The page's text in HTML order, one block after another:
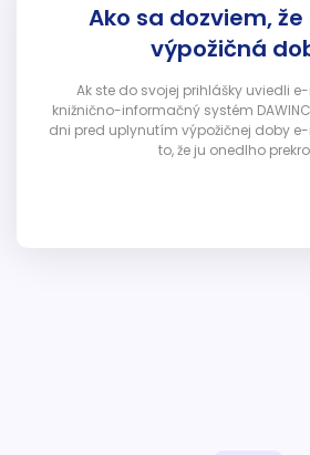
Ako sa dozviem,
výpožičná
Ak ste do svojej prihlášky uviedli
knižnično-informačný systém
dni pred uplynutím výpožičnej doby
to, že ju onedlho